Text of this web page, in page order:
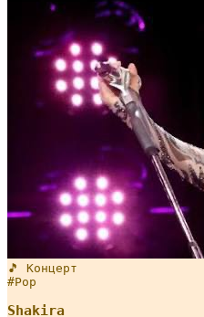
🎵 Концерт
#Pop
Shakira